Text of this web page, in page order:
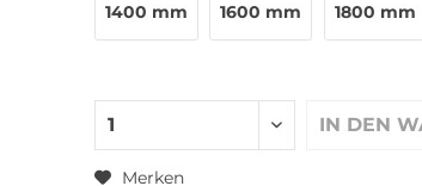
1400 mm 1600 mm 1800 mm
IN DEN
Merken